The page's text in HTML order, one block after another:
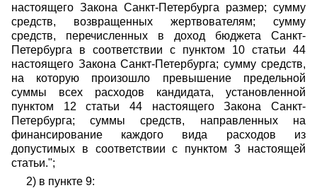
настоящего Закона Санкт-Петербурга размер; сумму
средств, возвращенных жертвователям; сумму
средств, перечисленных в доход бюджета Санкт-
Петербурга в соответствии с пунктом 10 статьи 44
настоящего Закона Санкт-Петербурга; сумму средств,
на которую произошло превышение предельной
суммы всех расходов кандидата, установленной
пунктом 12 статьи 44 настоящего Закона Санкт-
Петербурга; суммы средств, направленных на
финансирование каждого вида расходов из
допустимых в соответствии с пунктом 3 настоящей
статьи.";
2) в пункте 9: